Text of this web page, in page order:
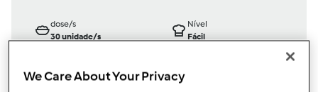
dose/s
30unidade/s
Nível
Fácil
We Care About Your Privacy